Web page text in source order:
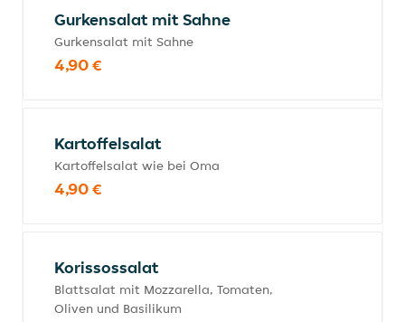
Gurkensalat mit Sahne
Gurkensalat mit Sahne
4,90 €
Kartoffelsalat
Kartoffelsalat wie bei Oma
4,90 €
Korissossalat
Blattsalat mit Mozzarella, Tomaten,
Oliven und Basilikum